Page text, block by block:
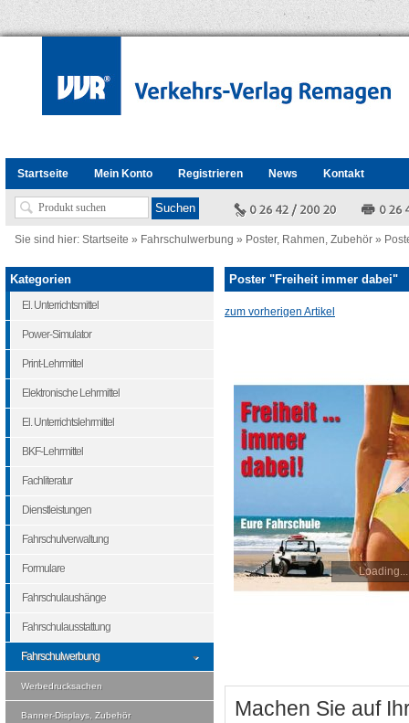
Startseite Mein Konto Registrieren News Kontakt
Sie sind hier: Startseite » Fahrschulwerbung » Poster, Rahmen, Zubehör »
Poster "Freiheit immer dabei"
zum vorherigen Artikel
Loading...
Machen Sie auf
Kategorien
El. Unterrichtsmittel
Power-Simulator
Print-Lehrmittel
Elektronische Lehrmittel
El. Unterrichtslehrmittel
BKF-Lehrmittel
Fachliteratur
Dienstleistungen
Fahrschulverwaltung
Formulare
Fahrschulaushänge
Fahrschulausstattung
Fahrschulwerbung
Werbedrucksachen
Banner-Displays, Zubehör